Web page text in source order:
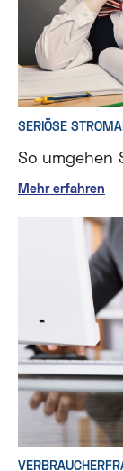
SERIÖSE
So umgehen
Mehr erfahren